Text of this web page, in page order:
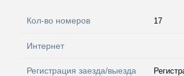
Кол-во номеров 17
Интернет
Регистрация заезда/выезда